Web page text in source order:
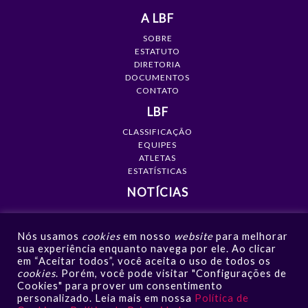
A LBF
SOBRE
ESTATUTO
DIRETORIA
DOCUMENTOS
CONTATO
LBF
CLASSIFICAÇÃO
EQUIPES
ATLETAS
ESTATÍSTICAS
NOTÍCIAS
GALERIAS
VÍDEOS
NOTÍCIAS
CONTATO
Nós usamos cookies em nosso website para melhorar
sua experiência enquanto navega por ele. Ao clicar
em “Aceitar todos”, você aceita o uso de todos os
cookies. Porém, você pode visitar "Configurações de
Cookies" para prover um consentimento
personalizado. Leia mais em nossa Política de